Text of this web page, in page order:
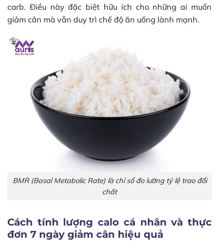
carb. Điều này đặc biệt hữu ích cho những ai muốn
giảm cân mà vẫn duy trì chế độ ăn uống lành mạnh.
BMR (Basal Metabolic Rate) là chỉ số đo lường tỷ lệ trao đổi
chất
Cách tính lượng calo cá nhân và thực
đơn 7 ngày giảm cân hiệu quả